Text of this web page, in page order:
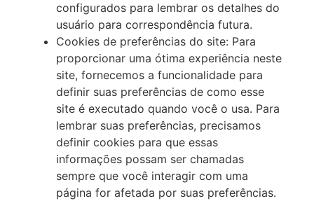
configurados para lembrar os detalhes do
usuário para correspondência futura.
Cookies de preferências do site: Para
proporcionar uma ótima experiência neste
site, fornecemos a funcionalidade para
definir suas preferências de como esse
site é executado quando você o usa. Para
lembrar suas preferências, precisamos
definir cookies para que essas
informações possam ser chamadas
sempre que você interagir com uma
página for afetada por suas preferências.